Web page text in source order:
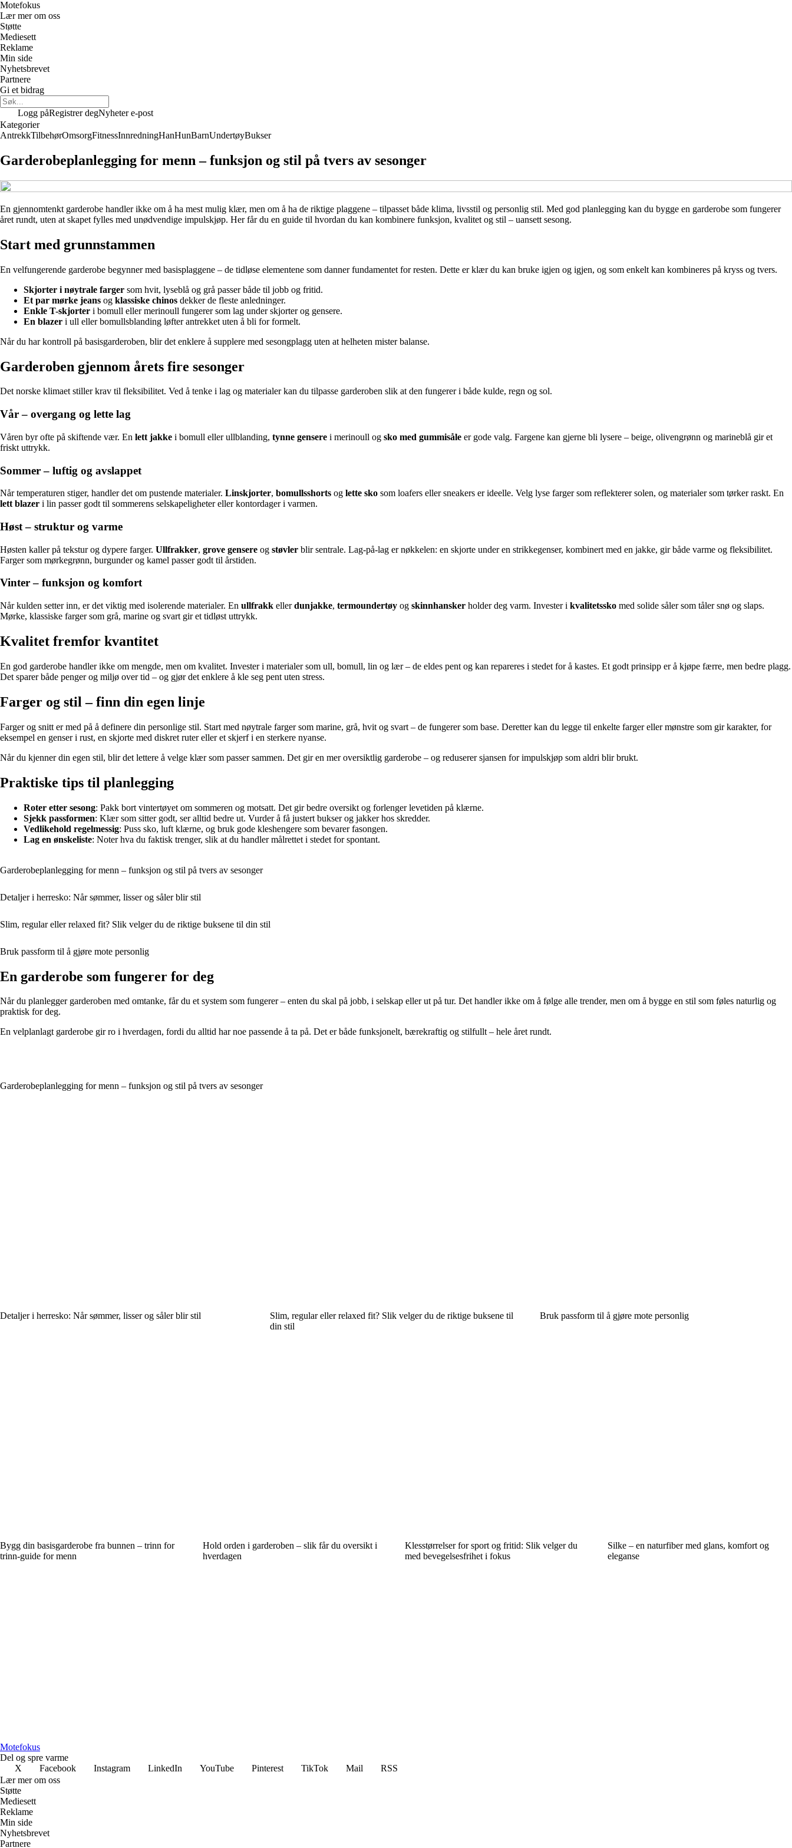
Motefokus
Lær mer om oss
Støtte
Mediesett
Reklame
Min side
Nyhetsbrevet
Partnere
Gi et bidrag
Logg påRegistrer degNyheter e-post
Kategorier
AntrekkTilbehørOmsorgFitnessInnredningHanHunBarnUndertøyBukser
Garderobeplanlegging for menn – funksjon og stil på tvers av sesonger
En gjennomtenkt garderobe handler ikke om å ha mest mulig klær, men om å ha de riktige plaggene – tilpasset både klima, livsstil og personlig stil. Med god planlegging kan du bygge en garderobe som fungerer
året rundt, uten at skapet fylles med unødvendige impulskjøp. Her får du en guide til hvordan du kan kombinere funksjon, kvalitet og stil – uansett sesong.
Start med grunnstammen
En velfungerende garderobe begynner med basisplaggene – de tidløse elementene som danner fundamentet for resten. Dette er klær du kan bruke igjen og igjen, og som enkelt kan kombineres på kryss og tvers.
Skjorter i nøytrale farger som hvit, lyseblå og grå passer både til jobb og fritid.
Et par mørke jeans og klassiske chinos dekker de fleste anledninger.
Enkle T-skjorter i bomull eller merinoull fungerer som lag under skjorter og gensere.
En blazer i ull eller bomullsblanding løfter antrekket uten å bli for formelt.
Når du har kontroll på basisgarderoben, blir det enklere å supplere med sesongplagg uten at helheten mister balanse.
Garderoben gjennom årets fire sesonger
Det norske klimaet stiller krav til fleksibilitet. Ved å tenke i lag og materialer kan du tilpasse garderoben slik at den fungerer i både kulde, regn og sol.
Vår – overgang og lette lag
Våren byr ofte på skiftende vær. En lett jakke i bomull eller ullblanding, tynne gensere i merinoull og sko med gummisåle er gode valg. Fargene kan gjerne bli lysere – beige, olivengrønn og marineblå gir et
friskt uttrykk.
Sommer – luftig og avslappet
Når temperaturen stiger, handler det om pustende materialer. Linskjorter, bomullsshorts og lette sko som loafers eller sneakers er ideelle. Velg lyse farger som reflekterer solen, og materialer som tørker raskt. En
lett blazer i lin passer godt til sommerens selskapeligheter eller kontordager i varmen.
Høst – struktur og varme
Høsten kaller på tekstur og dypere farger. Ullfrakker, grove gensere og støvler blir sentrale. Lag-på-lag er nøkkelen: en skjorte under en strikkegenser, kombinert med en jakke, gir både varme og fleksibilitet.
Farger som mørkegrønn, burgunder og kamel passer godt til årstiden.
Vinter – funksjon og komfort
Når kulden setter inn, er det viktig med isolerende materialer. En ullfrakk ellerdunjakke, termoundertøy og skinnhansker holder deg varm. Invester i kvalitetssko med solide såler som tåler snø og slaps.
Mørke, klassiske farger som grå, marine og svart gir et tidløst uttrykk.
Kvalitet fremfor kvantitet
En god garderobe handler ikke om mengde, men om kvalitet. Invester i materialer som ull, bomull, lin og lær – de eldes pent og kan repareres i stedet for å kastes. Et godt prinsipp er å kjøpe færre, men bedre plagg.
Det sparer både penger og miljø over tid – og gjør det enklere å kle seg pent uten stress.
Farger og stil – finn din egen linje
Farger og snitt er med på å definere din personlige stil. Start med nøytrale farger som marine, grå, hvit og svart – de fungerer som base. Deretter kan du legge til enkelte farger eller mønstre som gir karakter, for
eksempel en genser i rust, en skjorte med diskret ruter eller et skjerf i en sterkere nyanse.
Når du kjenner din egen stil, blir det lettere å velge klær som passer sammen. Det gir en mer oversiktlig garderobe – og reduserer sjansen for impulskjøp som aldri blir brukt.
Praktiske tips til planlegging
Roter etter sesong: Pakk bort vintertøyet om sommeren og motsatt. Det gir bedre oversikt og forlenger levetiden på klærne.
Sjekk passformen: Klær som sitter godt, ser alltid bedre ut. Vurder å få justert bukser og jakker hos skredder.
Vedlikehold regelmessig: Puss sko, luft klærne, og bruk gode kleshengere som bevarer fasongen.
Lag en ønskeliste: Noter hva du faktisk trenger, slik at du handler målrettet i stedet for spontant.
Garderobeplanlegging for menn – funksjon og stil på tvers av sesonger
Detaljer i herresko: Når sømmer, lisser og såler blir stil
Slim, regular eller relaxed fit? Slik velger du de riktige buksene til din stil
Bruk passform til å gjøre mote personlig
En garderobe som fungerer for deg
Når du planlegger garderoben med omtanke, får du et system som fungerer – enten du skal på jobb, i selskap eller ut på tur. Det handler ikke om å følge alle trender, men om å bygge en stil som føles naturlig og
praktisk for deg.
En velplanlagt garderobe gir ro i hverdagen, fordi du alltid har noe passende å ta på. Det er både funksjonelt, bærekraftig og stilfullt – hele året rundt.
Garderobeplanlegging for menn – funksjon og stil på tvers av sesonger
Detaljer i herresko: Når sømmer, lisser og såler blir stil
Slim, regular eller relaxed fit? Slik velger du de riktige buksene til
din stil
Bruk passform til å gjøre mote personlig
Bygg din basisgarderobe fra bunnen – trinn for
trinn-guide for menn
Hold orden i garderoben – slik får du oversikt i
hverdagen
Klesstørrelser for sport og fritid: Slik velger du
med bevegelsesfrihet i fokus
Silke – en naturfiber med glans, komfort og
eleganse
Motefokus
Del og spre varme
X
Facebook Instagram LinkedIn YouTube Pinterest TikTok Mail
RSS
Lær mer om oss
Støtte
Mediesett
Reklame
Min side
Nyhetsbrevet
Partnere